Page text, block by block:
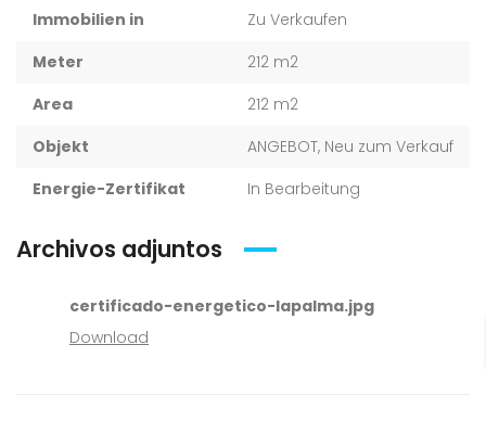
Immobilien in
Zu Verkaufen
Meter
212 m2
Area
212 m2
Objekt
ANGEBOT, Neu zum Verkauf
Energie-Zertifikat
In Bearbeitung
Archivos adjuntos
certificado-energetico-lapalma.jpg
Download